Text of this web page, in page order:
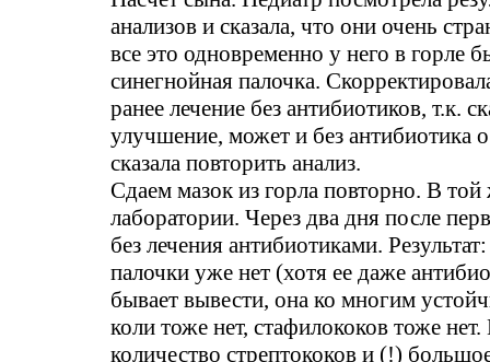
анализов и сказала, что они очень
все это одновременно у него в горле
синегнойная палочка.
ранее лечение без антибиотиков, т.к.
улучшение, может и без антибиотика
сказала повторить анализ.
Сдаем мазок из горла повторно. В той
лаборатории. Через два дня после
без лечения антибиотиками.
палочки уже нет (хотя ее даже
бывает вывести, она ко многим
коли тоже нет, стафилококов тоже
количество стрептококов и (!)